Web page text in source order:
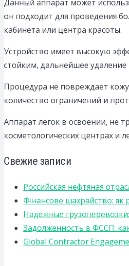
Данный аппарат может
он подходит для проведения
кабинета или центра красоты.
Устройство имеет высокую
стойким, дальнейшее удаление
Процедура не повреждает
количество ограничений и
Аппарат легок в освоении, не
косметологических центрах и
Свежие записи
Российская нефтяная
Фінансове шахрайство: як
Надежные
Задолженность в ФССП:
Global Contractor